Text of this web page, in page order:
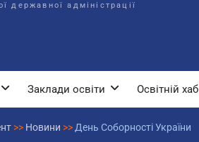
державної адміністрації
Заклади освіти Освітній хаб
>> Новини >> День Соборності України